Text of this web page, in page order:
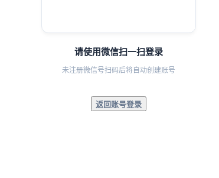
请使用微信扫一扫登录
未注册微信号扫码后将自动创建账号
返回账号登录